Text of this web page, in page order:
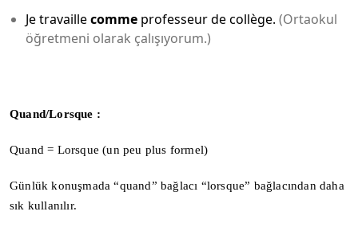
Je travaillecomme professeur de collège. (Ortaokul
öğretmeni olarak çalışıyorum.)
Quand/Lorsque :
Quand = Lorsque (un peu plus formel)
Günlük konuşmada “quand” bağlacı “lorsque” bağlacından daha
sık kullanılır.